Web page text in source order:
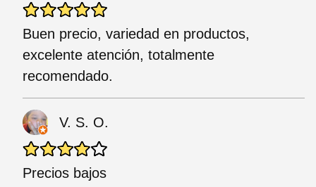
Buen precio, variedad en productos,
excelente atención, totalmente
recomendado.
V. S. O.
Precios bajos